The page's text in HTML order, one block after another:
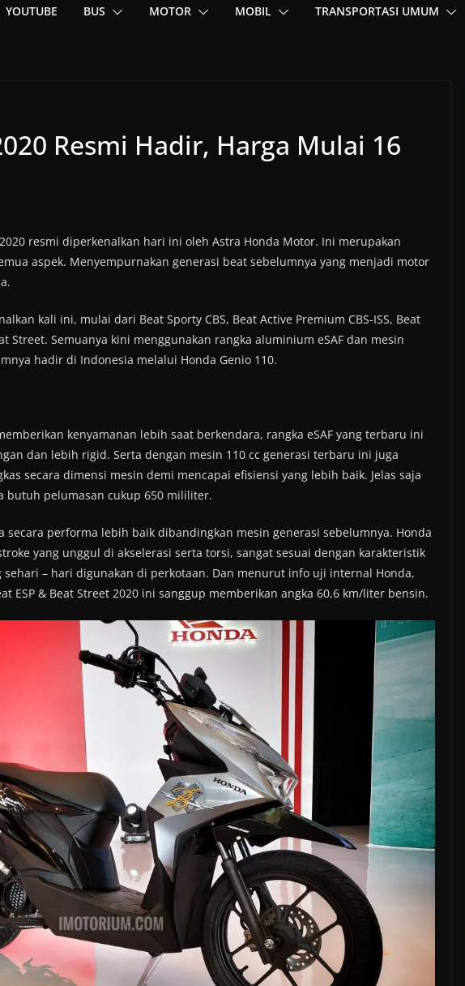
YOUTUBE BUS MOTOR MOBIL TRANSPORTASI UMUM
Resmi Hadir, Harga Mulai 16
resmi diperkenalkan hari ini oleh Astra Honda Motor. Ini merupakan
aspek. Menyempurnakan generasi beat sebelumnya yang menjadi motor
kali ini, mulai dari Beat Sporty CBS, Beat Active Premium CBS-ISS, Beat
Street. Semuanya kini menggunakan rangka aluminium eSAF dan mesin
hadir di Indonesia melalui Honda Genio 110.
kenyamanan lebih saat berkendara, rangka eSAF yang terbaru ini
dan lebih rigid. Serta dengan mesin 110 cc generasi terbaru ini juga
secara dimensi mesin demi mencapai efisiensi yang lebih baik. Jelas saja
butuh pelumasan cukup 650 mililiter.
secara performa lebih baik dibandingkan mesin generasi sebelumnya. Honda
yang unggul di akselerasi serta torsi, sangat sesuai dengan karakteristik
– hari digunakan di perkotaan. Dan menurut info uji internal Honda,
ESP & Beat Street 2020 ini sanggup memberikan angka 60,6 km/liter bensin.